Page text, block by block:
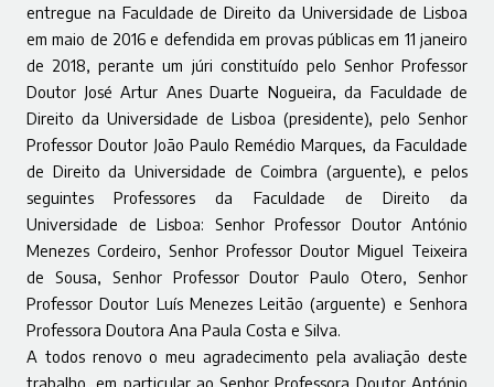
entregue na Faculdade de Direito da Universidade de Lisboa
em maio de 2016 e defendida em provas públicas em 11 janeiro
de 2018, perante um júri constituído pelo Senhor Professor
Doutor José Artur Anes Duarte Nogueira, da Faculdade de
Direito da Universidade de Lisboa (presidente), pelo Senhor
Professor Doutor João Paulo Remédio Marques, da Faculdade
de Direito da Universidade de Coimbra (arguente), e pelos
seguintes Professores da Faculdade de Direito da
Universidade de Lisboa: Senhor Professor Doutor António
Menezes Cordeiro, Senhor Professor Doutor Miguel Teixeira
de Sousa, Senhor Professor Doutor Paulo Otero, Senhor
Professor Doutor Luís Menezes Leitão (arguente) e Senhora
Professora Doutora Ana Paula Costa e Silva.
A todos renovo o meu agradecimento pela avaliação deste
trabalho, em particular ao Senhor Professora Doutor António